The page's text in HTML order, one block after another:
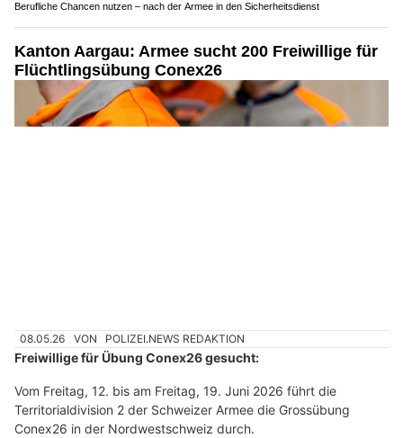
Berufliche Chancen nutzen – nach der Armee in den Sicherheitsdienst
Kanton Aargau: Armee sucht 200 Freiwillige für
Flüchtlingsübung Conex26
08.05.26 VON POLIZEI.NEWS REDAKTION
Freiwillige für Übung Conex26 gesucht:
Vom Freitag, 12. bis am Freitag, 19. Juni 2026 führt die
Territorialdivision 2 der Schweizer Armee die Grossübung
Conex26 in der Nordwestschweiz durch.